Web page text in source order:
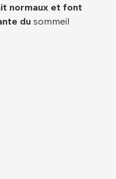
normaux et font
du sommeil